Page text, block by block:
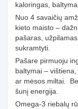
kaloringas,
Nuo 4 savaičių
kieto maisto –
pašaras,
sukramtyti.
Pašare pirmuoju
baltymai –
ar mėsos miltai.
šunį energija.
Omega-3 riebalų